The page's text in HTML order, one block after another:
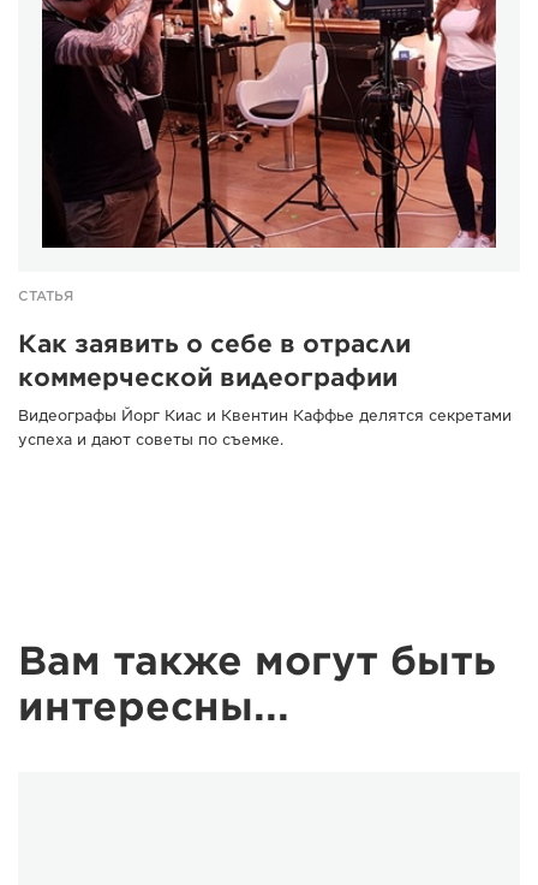
СТАТЬЯ
Как заявить о себе в отрасли
коммерческой видеографии
Видеографы Йорг Киас и Квентин Каффье делятся секретами
успеха и дают советы по съемке.
Вам также могут быть
интересны...